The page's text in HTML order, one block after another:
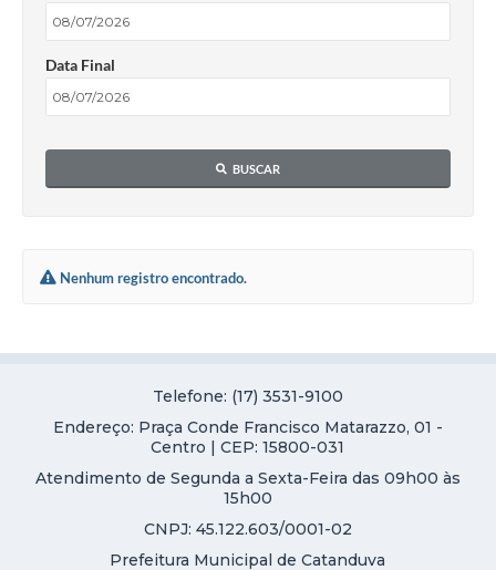
Galeria de Vídeos
Telefones Úteis
Diário Oficial
Data Final
BUSCAR
Nenhum registro encontrado.
Telefone: (17) 3531-9100
Endereço: Praça Conde Francisco Matarazzo, 01 -
Centro | CEP: 15800-031
Atendimento de Segunda a Sexta-Feira das 09h00 às
15h00
CNPJ: 45.122.603/0001-02
Prefeitura Municipal de Catanduva